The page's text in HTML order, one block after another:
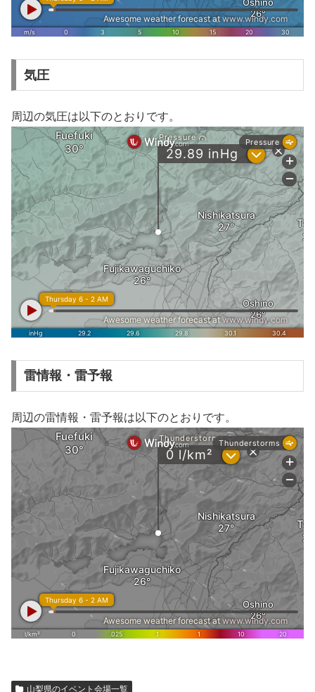
気圧
周辺の気圧は以下のとおりです。
雷情報・雷予報
周辺の雷情報・雷予報は以下のとおりです。
山梨県のイベント会場一覧